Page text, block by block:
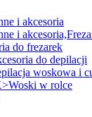
i akcesoria
i
do frezarek
do depilacji
woskowa i
w rolce